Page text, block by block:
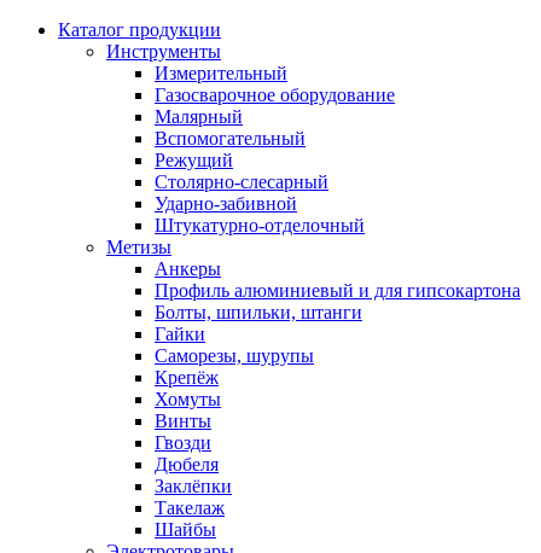
Каталог продукции
Инструменты
Измерительный
Газосварочное оборудование
Малярный
Вспомогательный
Режущий
Столярно-слесарный
Ударно-забивной
Штукатурно-отделочный
Метизы
Анкеры
Профиль алюминиевый и для гипсокартона
Болты, шпильки, штанги
Гайки
Саморезы, шурупы
Крепёж
Хомуты
Винты
Гвозди
Дюбеля
Заклёпки
Такелаж
Шайбы